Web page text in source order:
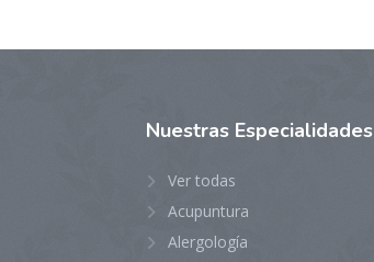
Nuestras Especialidades
Ver todas
Acupuntura
Alergología